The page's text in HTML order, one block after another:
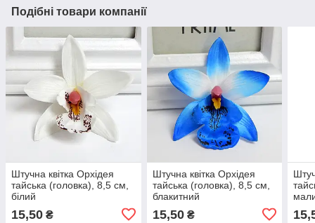
Подібні товари компанії
Штучна квітка Орхідея
тайська (головка), 8,5 см,
білий
15,50 ₴
Штучна квітка Орхідея
тайська (головка), 8,5 см,
блакитний
15,50₴